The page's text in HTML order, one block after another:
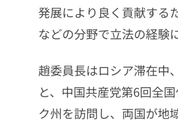
発展により良く貢献する
などの分野で立法の経験
趙委員長はロシア滞在中
と、中国共産党第6回全
ク州を訪問し、両国が地